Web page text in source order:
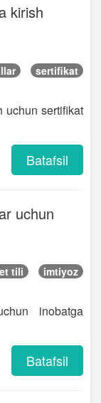
kirish
sertifikat
uchun sertifikat
Batafsil
uchun
tili imtiyoz
inobatga
Batafsil